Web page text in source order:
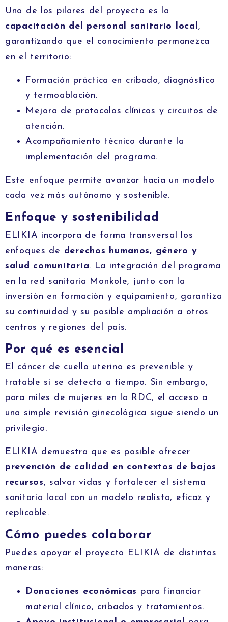
Uno de los pilares del proyecto es la
capacitación del personal sanitario local ,
garantizando que el conocimiento permanezca
en el territorio:
Formación práctica en cribado, diagnóstico
y termoablación.
Mejora de protocolos clínicos y circuitos de
atención.
Acompañamiento técnico durante la
implementación del programa.
Este enfoque permite avanzar hacia un modelo
cada vez más autónomo y sostenible.
Enfoque y sostenibilidad
ELIKIA incorpora de forma transversal los
enfoques de derechos humanos, género y
salud comunitaria. La integración del programa
en la red sanitaria Monkole, junto con la
inversión en formación y equipamiento, garantiza
su continuidad y su posible ampliación a otros
centros y regiones del país.
Por qué es esencial
El cáncer de cuello uterino es prevenible y
tratable si se detecta a tiempo. Sin embargo,
para miles de mujeres en la RDC, el acceso a
una simple revisión ginecológica sigue siendo un
privilegio.
ELIKIA demuestra que es posible ofrecer
prevención de calidad en contextos de bajos
recursos, salvar vidas y fortalecer el sistema
sanitario local con un modelo realista, eficaz y
replicable.
Cómo puedes colaborar
Puedes apoyar el proyecto ELIKIA de distintas
maneras:
Donaciones económicas para financiar
material clínico, cribados y tratamientos.